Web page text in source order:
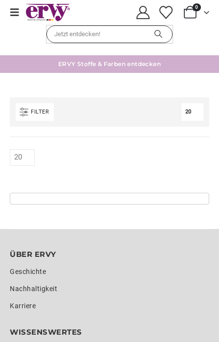
0
ERVY Stoffe & Farben entdecken
FILTER
ÜBER ERVY
Geschichte
Nachhaltigkeit
Karriere
WISSENSWERTES